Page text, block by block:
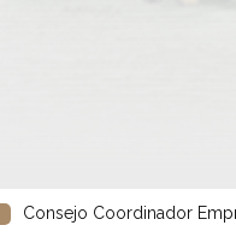
Consejo Coordinador